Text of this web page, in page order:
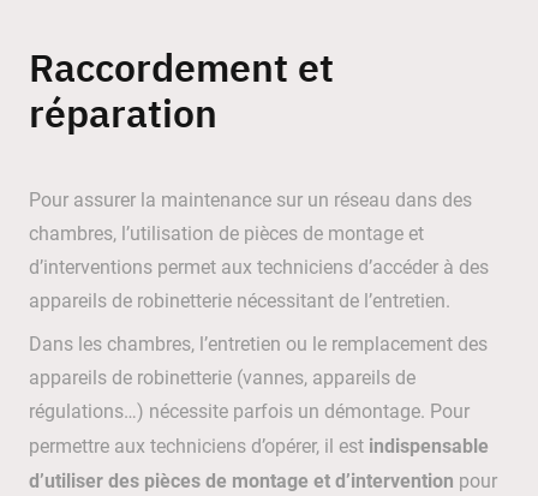
Raccordement et
réparation
Pour assurer la maintenance sur un réseau dans des
chambres, l’utilisation de pièces de montage et
d’interventions permet aux techniciens d’accéder à des
appareils de robinetterie nécessitant de l’entretien.
Dans les chambres, l’entretien ou le remplacement des
appareils de robinetterie (vannes, appareils de
régulations…) nécessite parfois un démontage. Pour
permettre aux techniciens d’opérer, il est indispensable
d’utiliser des pièces de montage et d’intervention pour